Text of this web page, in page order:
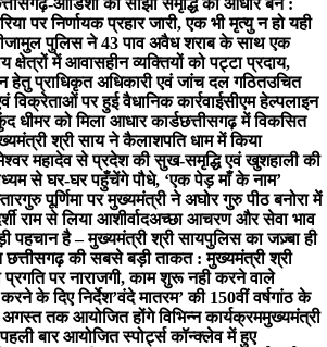
ओडिशा की साझा समृद्धि का आधार बने :
पर निर्णायक प्रहार जारी, एक भी मृत्यु न हो यही
जामुल पुलिस ने 43 पाव अवैध शराब के साथ एक
क्षेत्रों में आवासहीन व्यक्तियों को पट्टा प्रदाय,
हेतु प्राधिकृत अधिकारी एवं जांच दल गठितउचित
पर हुई वैधानिक कार्रवाईसीएम हेल्पलाइन
धीमर को मिला आधार कार्डछत्तीसगढ़ में विकसित
श्री साय ने कैलाशपति धाम में किया
महादेव से प्रदेश की सुख-समृद्धि एवं खुशहाली की
से घर-घर पहुँचेंगे पौधे, ‘एक पेड़ माँ के नाम’
गुरु पूर्णिमा पर मुख्यमंत्री ने अघोर गुरु पीठ बनोरा में
राम से लिया आशीर्वादअच्छा आचरण और सेवा भाव
पहचान है – मुख्यमंत्री श्री सायपुलिस का जज़्बा ही
छत्तीसगढ़ की सबसे बड़ी ताकत : मुख्यमंत्री श्री
प्रगति पर नाराजगी, काम शुरू नही करने वाले
करने के दिए निर्देश’वंदे मातरम’ की 150वीं वर्षगांठ के
तक आयोजित होंगे विभिन्न कार्यक्रममुख्यमंत्री
बार आयोजित स्पोर्ट्स कॉन्क्लेव में हुए